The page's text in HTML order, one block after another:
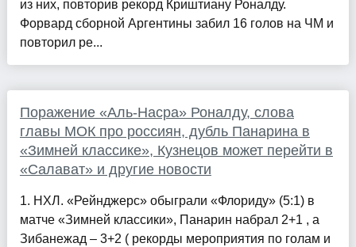
из них, повторив рекорд Криштиану Роналду.
Форвард сборной Аргентины забил 16 голов на ЧМ и
повторил ре...
Поражение «Аль-Насра» Роналду, слова
главы МОК про россиян, дубль Панарина в
«Зимней классике», Кузнецов может перейти в
«Салават» и другие новости
1. НХЛ. «Рейнджерс» обыграли «Флориду» (5:1) в
матче «Зимней классики», Панарин набрал 2+1 , а
Зибанежад – 3+2 ( рекорды мероприятия по голам и